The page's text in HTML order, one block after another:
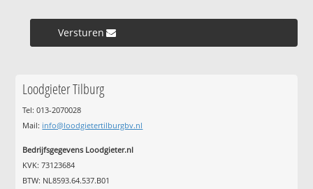
Versturen »
Loodgieter Tilburg
Tel: 013-2070028
Mail: info@loodgietertilburgbv.nl
Bedrijfsgegevens Loodgieter.nl
KVK: 73123684
BTW: NL8593.64.537.B01